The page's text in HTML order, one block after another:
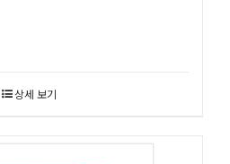
상세 보기